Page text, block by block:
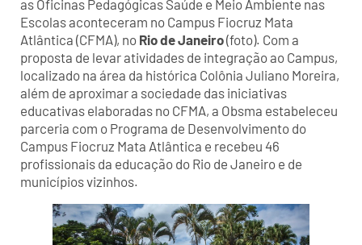
as Oficinas Pedagógicas Saúde e Meio Ambiente nas
Escolas aconteceram no Campus Fiocruz Mata
Atlântica (CFMA), no Rio de Janeiro(foto). Com a
proposta de levar atividades de integração ao Campus,
localizado na área da histórica Colônia Juliano Moreira,
além de aproximar a sociedade das iniciativas
educativas elaboradas no CFMA, a Obsma estabeleceu
parceria com o Programa de Desenvolvimento do
Campus Fiocruz Mata Atlântica e recebeu 46
profissionais da educação do Rio de Janeiro e de
municípios vizinhos.